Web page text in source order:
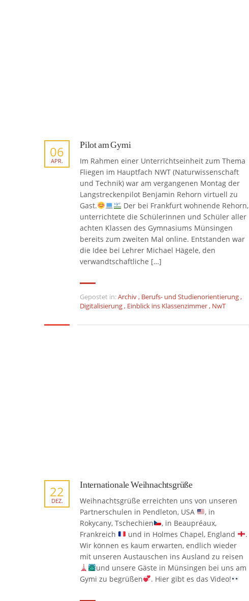
Pilot am Gymi
06
APR.
Im Rahmen einer Unterrichtseinheit zum Thema
Fliegen im Hauptfach NWT (Naturwissenschaft
und Technik) war am vergangenen Montag der
Langstreckenpilot Benjamin Rehorn virtuell zu
Gast.
Der bei Frankfurt wohnende Rehorn,
unterrichtete die Schülerinnen und Schüler aller
achten Klassen des Gymnasiums Münsingen
bereits zum zweiten Mal online. Entstanden war
die Idee bei Lehrer Michael Hägele, den
verwandtschaftliche […]
Gepostet in:Archiv, Berufs- und Studienorientierung,
Digitalisierung, Einblick ins Klassenzimmer, NwT
Internationale Weihnachtsgrüße
22
DEZ.
Weihnachtsgrüße erreichten uns von unseren
Partnerschulen in Pendleton, USA
, in
Rokycany, Tschechien
, in Beaupréaux,
Frankreich
und in Holmes Chapel, England
.
Wir können es kaum erwarten, endlich wieder
mit unseren Austauschen ins Ausland zu reisen
und unsere Gäste in Münsingen bei uns am
Gymi zu begrüßen
. Hier gibt es das Video!